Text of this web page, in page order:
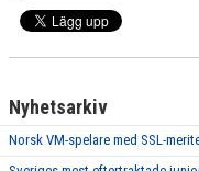
Nyhetsarkiv
Norsk VM-spelare med SSL-